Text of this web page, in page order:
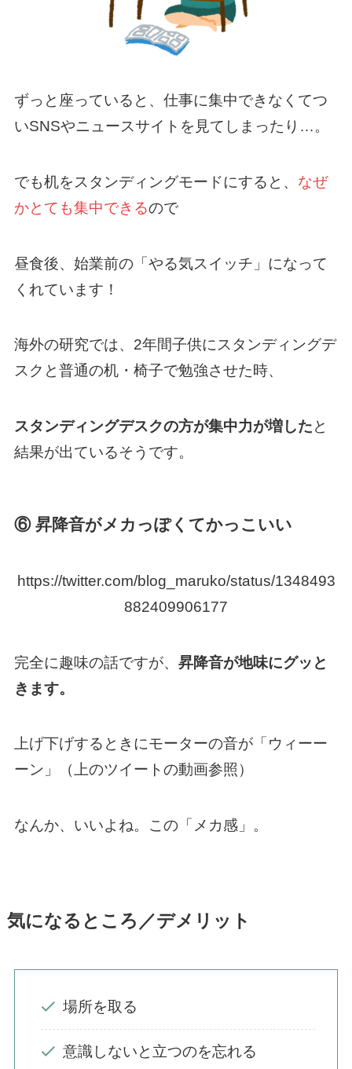
ずっと座っていると、仕事に集中できなくてつ
いSNSやニュースサイトを見てしまったり…。
でも机をスタンディングモードにすると、 なぜ
かとても集中できるので
昼食後、始業前の「やる気スイッチ」になって
くれています！
海外の研究では、2年間子供にスタンディングデ
スクと普通の机・椅子で勉強させた時、
スタンディングデスクの方が集中力が増したと
結果が出ているそうです。
⑥ 昇降音がメカっぽくてかっこいい
https://twitter.com/blog_maruko/status/1348493
882409906177
完全に趣味の話ですが、 昇降音が地味にグッと
きます。
上げ下げするときにモーターの音が「ウィーー
ーン」（上のツイートの動画参照）
なんか、いいよね。この「メカ感」。
気になるところ／デメリット
場所を取る
意識しないと立つのを忘れる